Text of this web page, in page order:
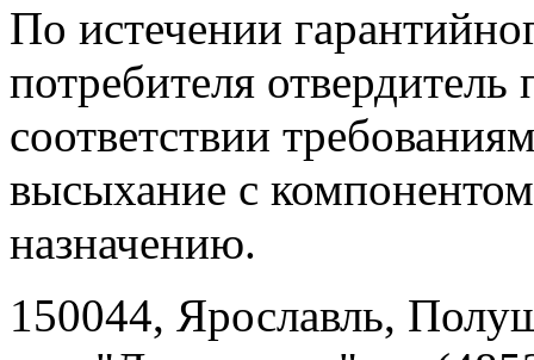
По истечении
потребителя
соответствии
высыхание с
назначению.
150044, Ярославль,